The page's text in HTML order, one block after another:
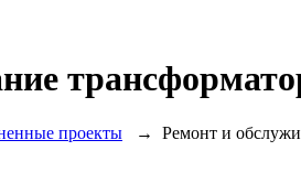
проекты → Ремонт и